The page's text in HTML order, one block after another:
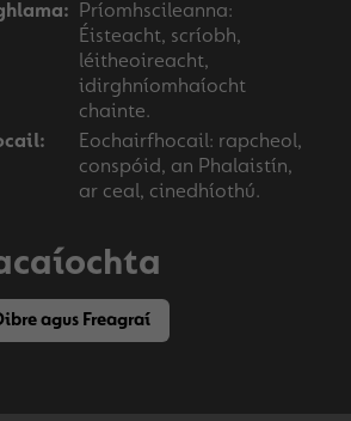
Príomhscileanna:
Éisteacht, scríobh,
léitheoireacht,
idirghníomhaíocht
chainte.
Eochairfhocail: rapcheol,
conspóid, an Phalaistín,
ar ceal, cinedhíothú.
agus Freagraí